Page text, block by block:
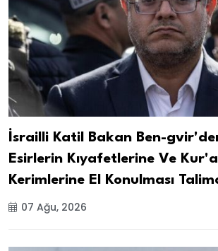
İsrailli Katil Bakan Ben-
Esirlerin Kıyafetlerine Ve
Kerimlerine El Konulması
07 Ağu, 2026